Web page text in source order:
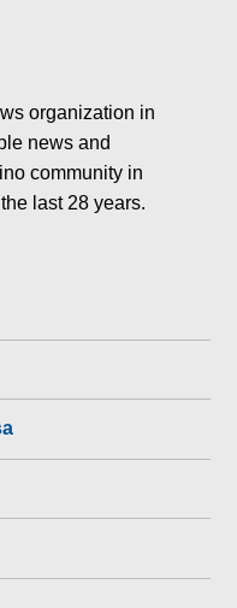
organization in
news and
community in
last 28 years.